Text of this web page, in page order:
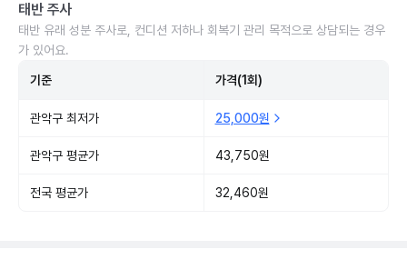
태반 주사
태반 유래 성분 주사로, 컨디션 저하나 회복기 관리 목적으로 상담되는 경우
가 있어요.
기준 가격(1회)
관악구 최저가 25,000원
관악구 평균가 43,750원
전국 평균가 32,460원